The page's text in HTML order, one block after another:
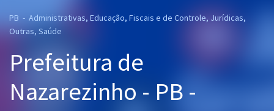
Assinatura Ilimitada
Graduação
PB - Administrativas, Educação, Fiscais e de Controle, Jurídicas,
Outras, Saúde
Prefeitura de
Nazarezinho - PB -